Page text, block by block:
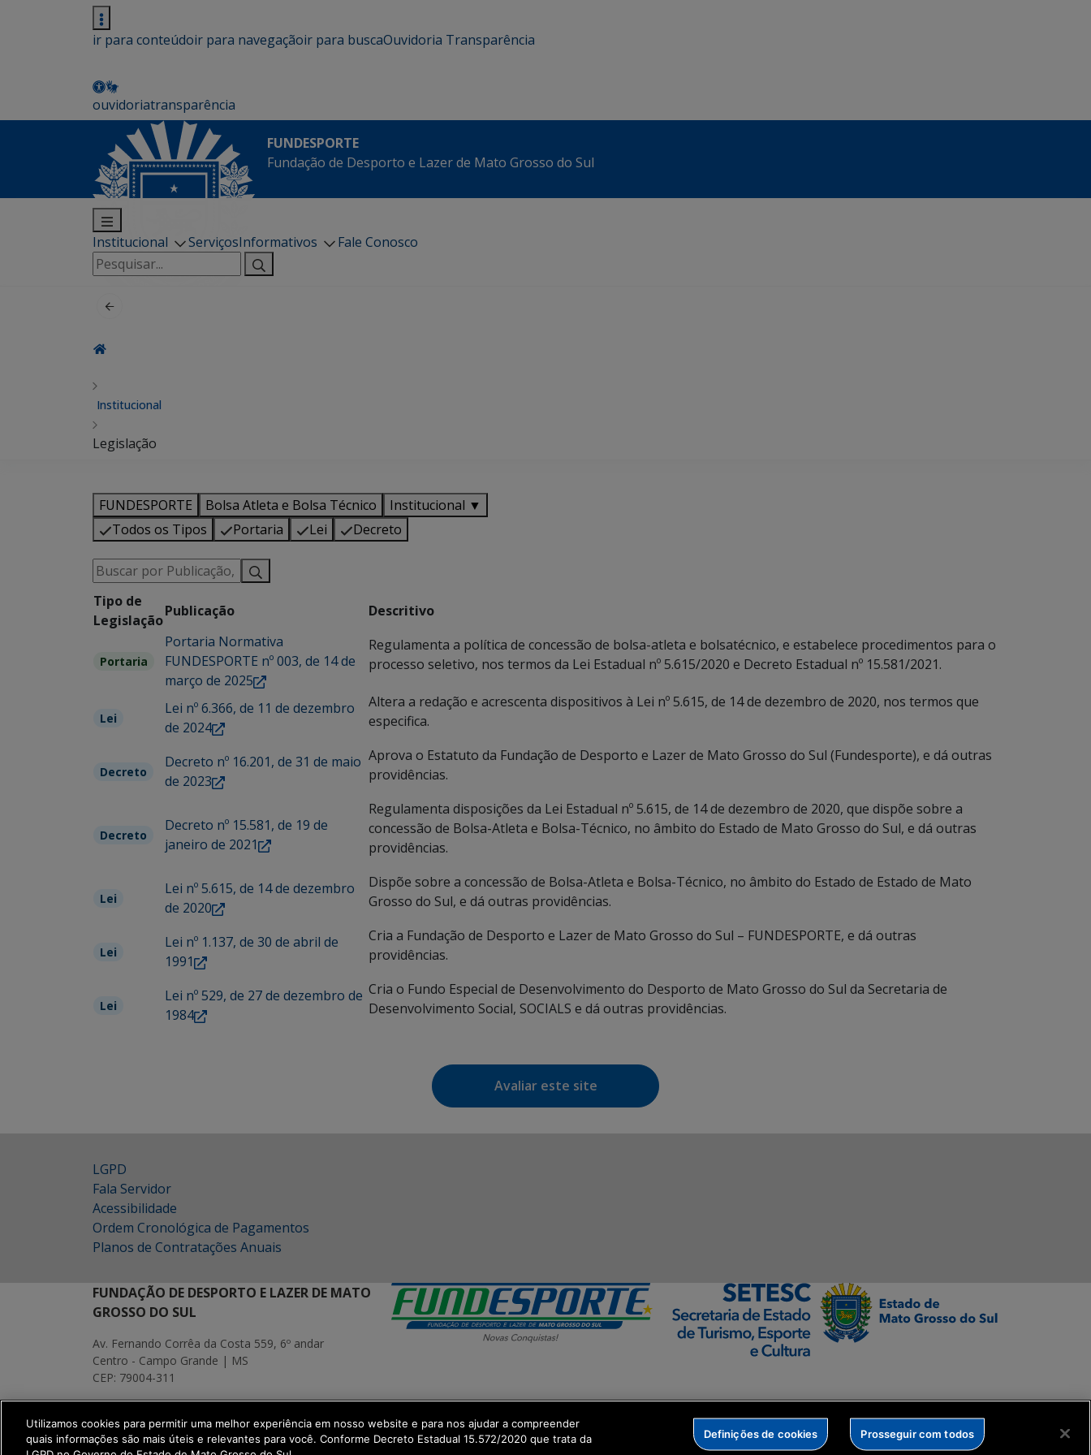
ir para conteúdoir para navegaçãoir para buscaOuvidoria Transparência
ouvidoriatransparência
FUNDESPORTE
Fundação de Desporto e Lazer de Mato Grosso do Sul
Institucional ServiçosInformativos
Fale Conosco
Pesquisar
por:
Institucional
Legislação
FUNDESPORTE Bolsa Atleta e Bolsa Técnico
Institucional ▼
Todos os Tipos
Portaria Lei Decreto
Tipo de
Legislação
Publicação Descritivo
Portaria
Portaria Normativa
FUNDESPORTE nº 003, de 14 de
março de 2025
Regulamenta a política de concessão de bolsa-atleta e bolsatécnico, e estabelece procedimentos para o
processo seletivo, nos termos da Lei Estadual nº 5.615/2020 e Decreto Estadual nº 15.581/2021.
Lei
Lei nº 6.366, de 11 de dezembro
de 2024
Altera a redação e acrescenta dispositivos à Lei nº 5.615, de 14 de dezembro de 2020, nos termos que
especifica.
Decreto
Decreto nº 16.201, de 31 de maio
de 2023
Aprova o Estatuto da Fundação de Desporto e Lazer de Mato Grosso do Sul (Fundesporte), e dá outras
providências.
Decreto
Decreto nº 15.581, de 19 de
janeiro de 2021
Regulamenta disposições da Lei Estadual nº 5.615, de 14 de dezembro de 2020, que dispõe sobre a
concessão de Bolsa-Atleta e Bolsa-Técnico, no âmbito do Estado de Mato Grosso do Sul, e dá outras
providências.
Lei
Lei nº 5.615, de 14 de dezembro
de 2020
Dispõe sobre a concessão de Bolsa-Atleta e Bolsa-Técnico, no âmbito do Estado de Estado de Mato
Grosso do Sul, e dá outras providências.
Lei
Lei nº 1.137, de 30 de abril de
1991
Cria a Fundação de Desporto e Lazer de Mato Grosso do Sul – FUNDESPORTE, e dá outras
providências.
Lei
Lei nº 529, de 27 de dezembro de
1984
Cria o Fundo Especial de Desenvolvimento do Desporto de Mato Grosso do Sul da Secretaria de
Desenvolvimento Social, SOCIALS e dá outras providências.
Avaliar este site
LGPD
Fala Servidor
Acessibilidade
Ordem Cronológica de Pagamentos
Planos de Contratações Anuais
FUNDAÇÃO DE DESPORTO E LAZER DE MATO
GROSSO DO SUL
Av. Fernando Corrêa da Costa 559, 6º andar
Centro - Campo Grande | MS
CEP: 79004-311
SETDIG | Secretaria-Executiva de Transformação Digital
Utilizamos cookies para permitir uma melhor experiência em nosso website e para nos ajudar a compreender
quais informações são mais úteis e relevantes para você. Conforme Decreto Estadual 15.572/2020 que trata da
Definições de cookies Prosseguir com todos